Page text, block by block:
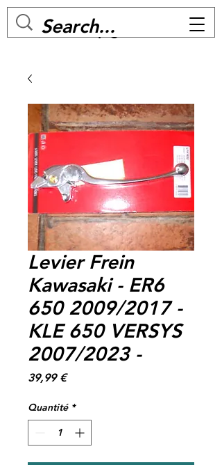
MC BIKE Perpignan
Levier Frein
Kawasaki - ER6
650 2009/2017 -
KLE 650 VERSYS
2007/2023 -
39,99 €Prix
Quantité *